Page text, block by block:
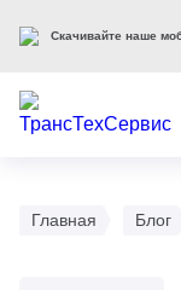
Главная Блог
Оцените наш сайт